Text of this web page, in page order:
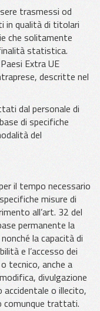
trasmessi od
in qualità di titolari
che solitamente
statistica.
Extra UE
descritte nel
dal personale di
di specifiche
del
il tempo necessario
misure di
all’art. 32 del
permanente la
la capacità di
e l’accesso dei
tecnico, anche a
divulgazione
accidentale o illecito,
comunque trattati.